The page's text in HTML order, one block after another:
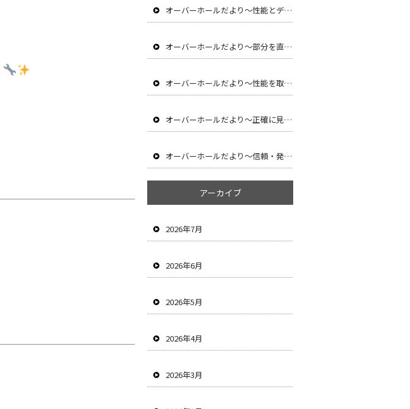
オーバーホールだより～性能とデザインをつくる～
オーバーホールだより～部分を直すだけではない～
オーバーホールだより～性能を取り戻す～
オーバーホールだより～正確に見抜く～
オーバーホールだより～信頼・発信・技術継承～
アーカイブ
2026年7月
2026年6月
2026年5月
2026年4月
2026年3月